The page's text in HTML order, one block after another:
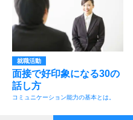
就職活動
面接で好印象になる30の
話し方
コミュニケーション能力の基本とは。